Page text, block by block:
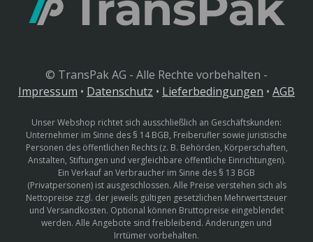
© TransPak AG - Alle Rechte vorbehalten -
Impressum • Datenschutz • Lieferbedingungen • AGB
Unser Webshop richtet sich ausschließlich an Geschäftskunden:
Unternehmer im Sinne des § 14 BGB, Freiberufler sowie juristische
Personen des öffentlichen Rechts (z. B. Behörden, Körperschaften,
Anstalten, Stiftungen und vergleichbare öffentliche Einrichtungen).
Ein Verkauf an Verbraucher im Sinne des § 13 BGB
(Privatpersonen) ist ausgeschlossen. Alle Preise verstehen sich als
Nettopreise zzgl. der jeweils gültigen gesetzlichen Mehrwertsteuer
und Versandkosten. Optional können Bruttopreise eingeblendet
werden. Alle Angebote sind freibleibend. Änderungen und
Irrtümer vorbehalten.